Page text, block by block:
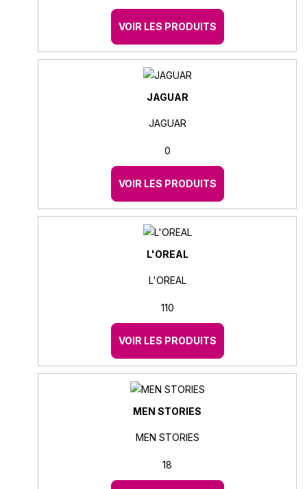
VOIR LES PRODUITS
JAGUAR
JAGUAR
0
VOIR LES PRODUITS
L'OREAL
L'OREAL
110
VOIR LES PRODUITS
MEN STORIES
MEN STORIES
18